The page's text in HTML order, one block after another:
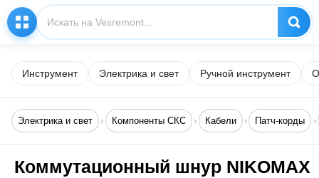
Инструмент Электрика и свет Ручной инструмент
Электрика и свет Компоненты СКС Кабели Патч-корды
Коммутационный шнур NIKOMAX